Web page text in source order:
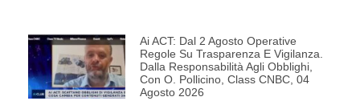
Ai ACT: Dal 2 Agosto Operative
Regole Su Trasparenza E Vigilanza.
Dalla Responsabilità Agli Obblighi,
Con O. Pollicino, Class CNBC, 04
Agosto 2026